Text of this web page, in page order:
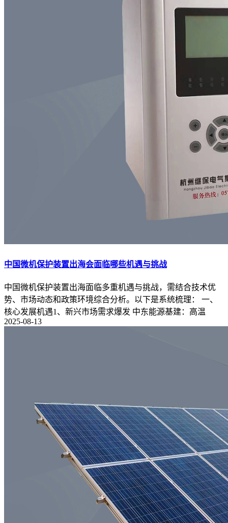
中国微机保护装置出海会面临哪些机遇与挑战
中国微机保护装置出海面临多重机遇与挑战，需结合技术优
势、市场动态和政策环境综合分析。以下是系统梳理： 一、
核心发展机遇1、新兴市场需求爆发 中东能源基建：高温
2025-08-13